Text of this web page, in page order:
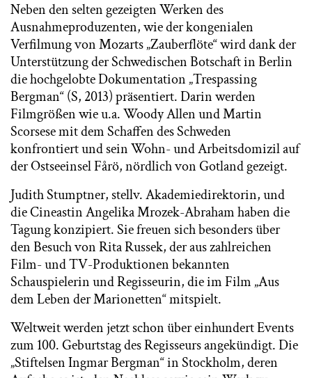
Neben den selten gezeigten Werken des
Ausnahmeproduzenten, wie der kongenialen
Verfilmung von Mozarts „Zauberflöte“ wird dank der
Unterstützung der Schwedischen Botschaft in Berlin
die hochgelobte Dokumentation „Trespassing
Bergman“ (S, 2013) präsentiert. Darin werden
Filmgrößen wie u.a. Woody Allen und Martin
Scorsese mit dem Schaffen des Schweden
konfrontiert und sein Wohn- und Arbeitsdomizil auf
der Ostseeinsel Fårö, nördlich von Gotland gezeigt.
Judith Stumptner, stellv. Akademiedirektorin, und
die Cineastin Angelika Mrozek-Abraham haben die
Tagung konzipiert. Sie freuen sich besonders über
den Besuch von Rita Russek, der aus zahlreichen
Film- und TV-Produktionen bekannten
Schauspielerin und Regisseurin, die im Film „Aus
dem Leben der Marionetten“ mitspielt.
Weltweit werden jetzt schon über einhundert Events
zum 100. Geburtstag des Regisseurs angekündigt. Die
„Stiftelsen Ingmar Bergman“ in Stockholm, deren